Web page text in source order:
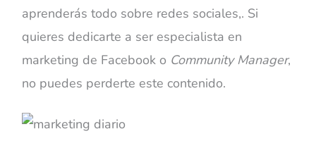
aprenderás todo sobre redes sociales,. Si
quieres dedicarte a ser especialista en
marketing de Facebook o Community Manager,
no puedes perderte este contenido.